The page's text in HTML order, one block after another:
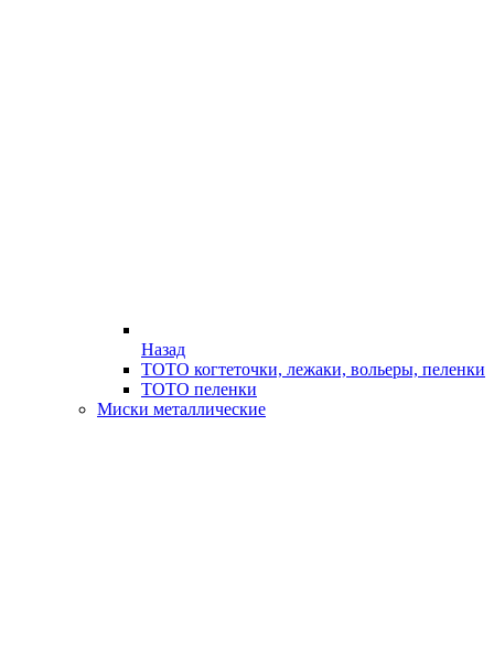
Назад
ТОТО когтеточки, лежаки, вольеры, пеленки
ТОТО пеленки
Миски металлические